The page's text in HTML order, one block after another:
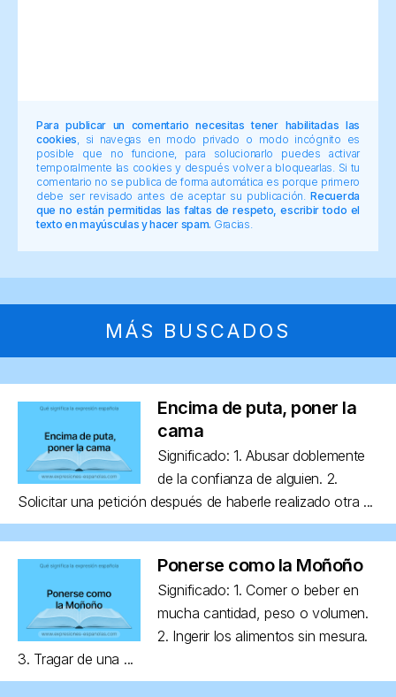
Para publicar un comentario necesitas tener habilitadas las
cookies , si navegas en modo privado o modo incógnito es
posible que no funcione, para solucionarlo puedes activar
temporalmente las cookies y después volver a bloquearlas. Si tu
comentario no se publica de forma automática es porque primero
debe ser revisado antes de aceptar su publicación.Recuerda
que no están permitidas las faltas de respeto, escribir todo el
texto en mayúsculas y hacer spam. Gracias.
MÁS BUSCADOS
Encima de puta, poner la
cama
Significado: 1. Abusar doblemente
de la confianza de alguien. 2.
Solicitar una petición después de haberle realizado otra ...
Ponerse como la Moñoño
Significado: 1. Comer o beber en
mucha cantidad, peso o volumen.
2. Ingerir los alimentos sin mesura.
3. Tragar de una ...